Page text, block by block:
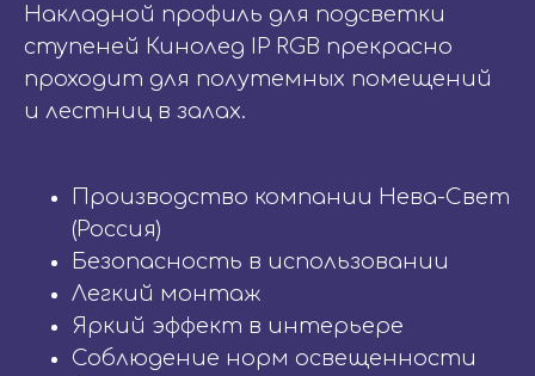
Накладной профиль для подсветки
ступеней Кинолед IP RGB прекрасно
проходит для полутемных помещений
и лестниц в залах.
Производство компании Нева-Свет
(Россия)
Безопасность в использовании
Легкий монтаж
Яркий эффект в интерьере
Соблюдение норм освещенности